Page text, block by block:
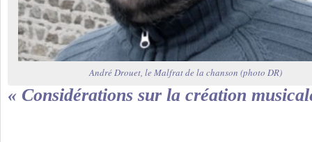
André Drouet, le Malfrat de la chanson (photo DR)
« Considérations sur la création